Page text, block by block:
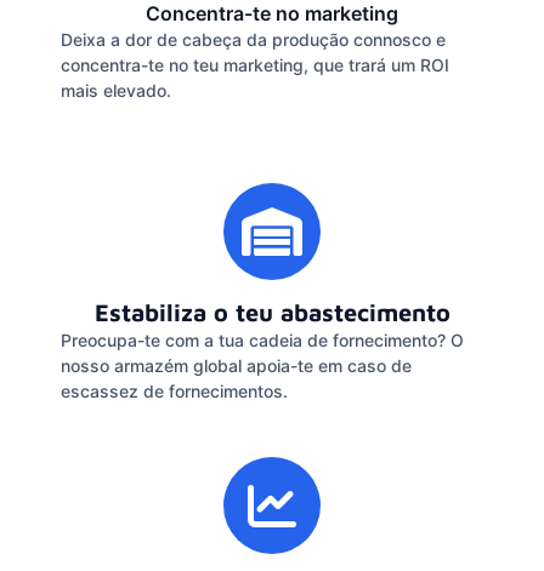
Concentra-te no marketing
Deixa a dor de cabeça da produção connosco e
concentra-te no teu marketing, que trará um ROI
mais elevado.
Estabiliza o teu abastecimento
Preocupa-te com a tua cadeia de fornecimento? O
nosso armazém global apoia-te em caso de
escassez de fornecimentos.